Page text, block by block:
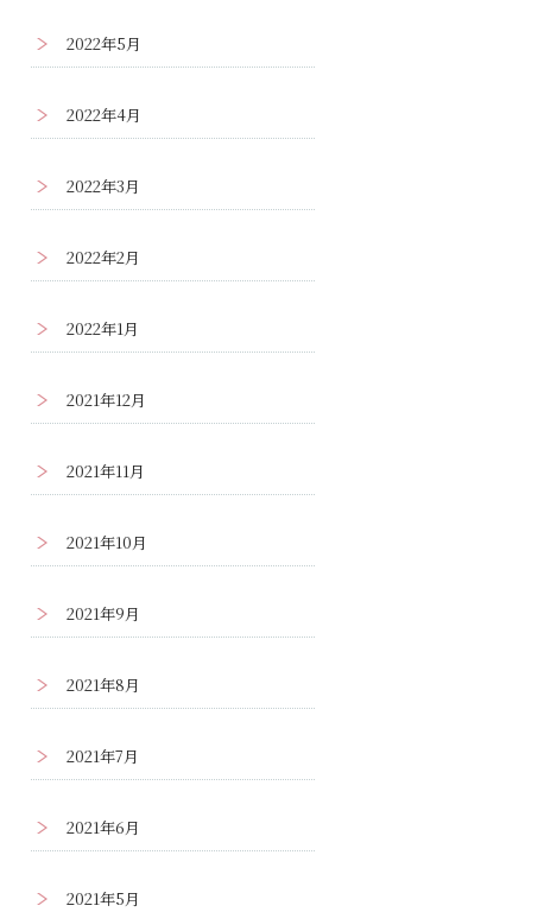
2022年5月
2022年4月
2022年3月
2022年2月
2022年1月
2021年12月
2021年11月
2021年10月
2021年9月
2021年8月
2021年7月
2021年6月
2021年5月